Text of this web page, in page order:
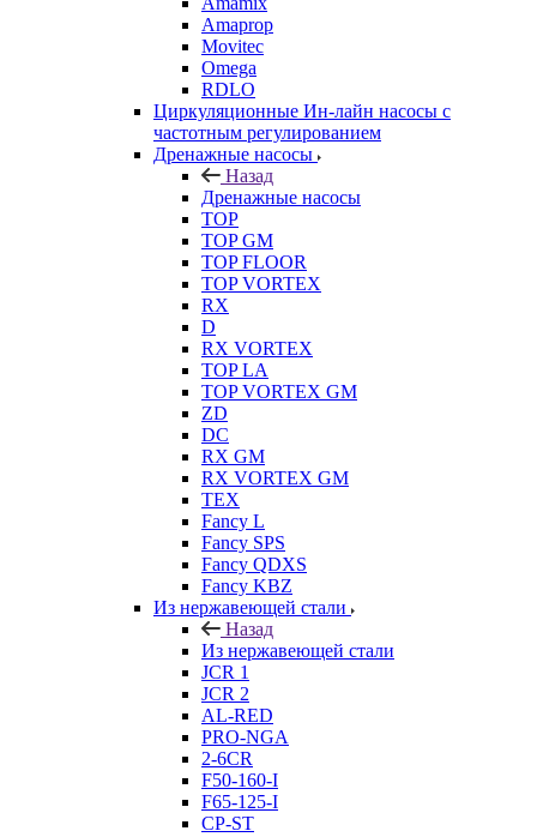
Amaprop
Movitec
Omega
RDLO
Циркуляционные Ин-лайн насосы с
частотным регулированием
Дренажные насосы
Назад
Дренажные насосы
TOP
TOP GM
TOP FLOOR
TOP VORTEX
RX
D
RX VORTEX
TOP LA
TOP VORTEX GM
ZD
DC
RX GM
RX VORTEX GM
TEX
Fancy L
Fancy SPS
Fancy QDXS
Fancy KBZ
Из нержавеющей стали
Назад
Из нержавеющей стали
JCR 1
JCR 2
AL-RED
PRO-NGA
2-6CR
F50-160-I
F65-125-I
CP-ST